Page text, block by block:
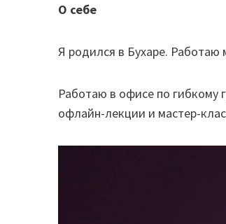
О себе
Я родился в Бухаре. Работаю
Работаю в офисе по гибкому
офлайн-лекции и мастер-